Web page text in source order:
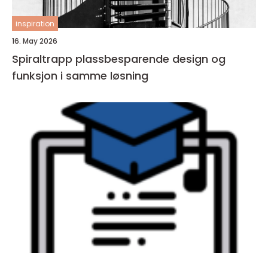
inspiration
16. May 2026
Spiraltrapp plassbesparende design og
funksjon i samme løsning